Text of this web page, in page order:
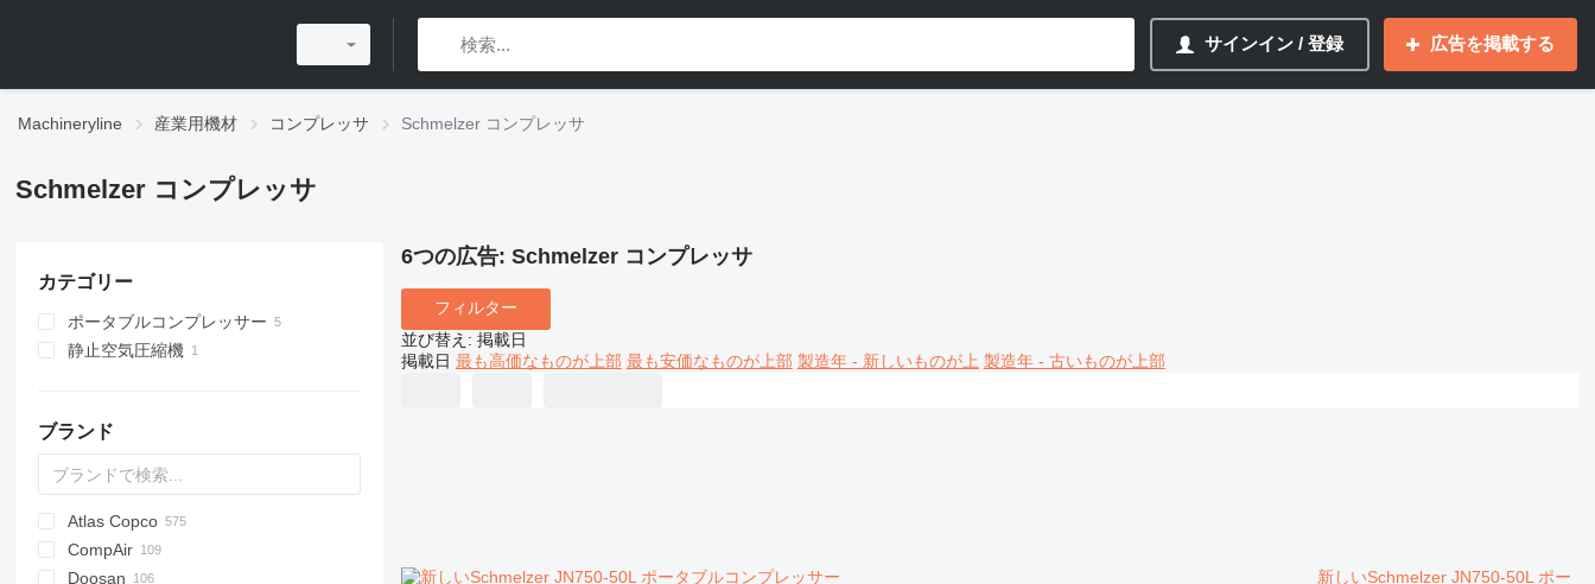
サインイン / 登録 広告を掲載する
Machineryline 産業用機材 コンプレッサ Schmelzer コンプレッサ
Schmelzer コンプレッサ
カテゴリー
ポータブルコンプレッサー
静止空気圧縮機
ブランド
PDS
Atlas Copco
DrillAir
E-Air
XAS
PDP
PA
C-series
M-series
CPS
CompAir
C-series
SC
F2L912
Doosan
6つの広告: Schmelzer コンプレッサ
フィルター
並び替え : 掲載日
掲載日 最も高価なものが上部 最も安価なものが上部 製造年 - 新しいものが上 製造年 - 古いものが上部
新しいSchmelzer JN750-50L ポー